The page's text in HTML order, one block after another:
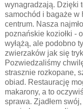
wynagradzają. Dzięki
samochód i bagaże w
centrum. Nasza
poznańskie koziołki -
wyłążą, ale podobno
zwierzaków jak się
Pozwiedzaliśmy
strasznie rozkopane,
obiad. Restaurację
makarony, a to
sprawa. Zjadłem